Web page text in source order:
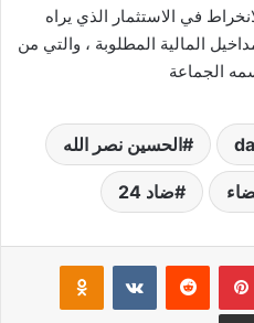
في الاستثمار الذي يراه
المالية المطلوبة ، والتي من
الجماعة
الحسين نصر الله
ضاد 24
بينتيريست
مشاركة عبر البريد